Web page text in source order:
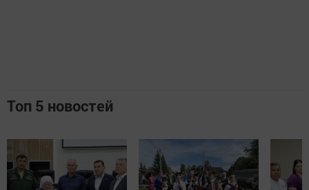
Топ 5 новостей